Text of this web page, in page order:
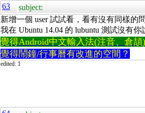
63
subject:
新增一個 user 試試看，看有沒有同樣
我在 Ubuntu 14.04 的 lubuntu 測試沒有
覺得Android中文輸入法(注音、倉
覺得鬧鐘/行事曆有改進的空間？
edited: 1